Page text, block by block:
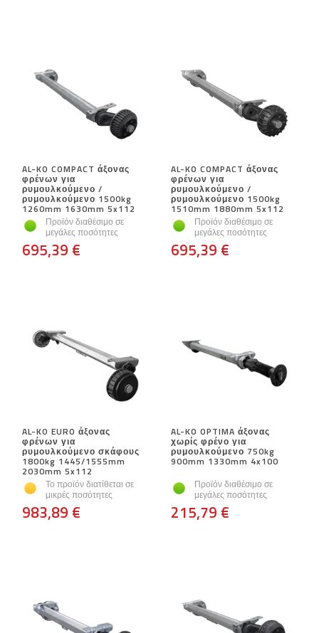
AL-KO COMPACT άξονας
φρένων για
ρυμουλκούμενο /
ρυμουλκούμενο 1500kg
1260mm 1630mm 5x112
Προϊόν διαθέσιμο σε
μεγάλες ποσότητες
695,39 €
AL-KO COMPACT άξονας
φρένων για
ρυμουλκούμενο /
ρυμουλκούμενο 1500kg
1510mm 1880mm 5x112
Προϊόν διαθέσιμο σε
μεγάλες ποσότητες
695,39 €
AL-KO EURO άξονας
φρένων για
ρυμουλκούμενο σκάφους
1800kg 1445/1555mm
2030mm 5x112
Το προϊόν διατίθεται σε
μικρές ποσότητες
983,89 €
AL-KO OPTIMA άξονας
χωρίς φρένο για
ρυμουλκούμενο 750kg
900mm 1330mm 4x100
Προϊόν διαθέσιμο σε
μεγάλες ποσότητες
215,79 €